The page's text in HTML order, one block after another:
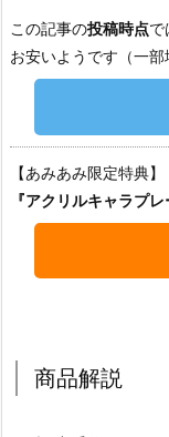
この記事の投稿時点で
お安いようです（一部
【あみあみ限定特典】
『アクリルキャラプ
商品解説